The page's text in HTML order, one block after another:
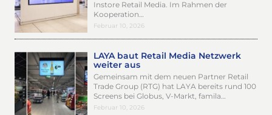
Instore Retail Media. Im Rahmen der
Kooperation…
Februar 10, 2026
LAYA baut Retail Media Netzwerk
weiter aus
Gemeinsam mit dem neuen Partner Retail
Trade Group (RTG) hat LAYA bereits rund 100
Screens bei Globus, V-Markt, famila…
Februar 10, 2026